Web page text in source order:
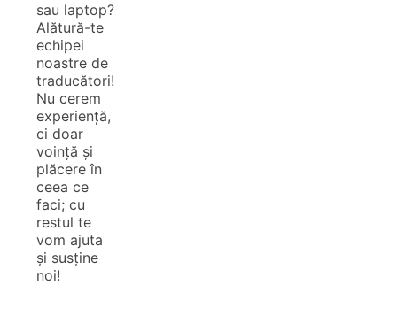
sau laptop?
Alătură-te
echipei
noastre de
traducători!
Nu cerem
experiență,
ci doar
voință și
plăcere în
ceea ce
faci; cu
restul te
vom ajuta
și susține
noi!